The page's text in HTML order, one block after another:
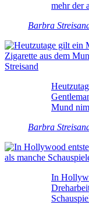
mehr der
Barbra
Mund
Barbra
In